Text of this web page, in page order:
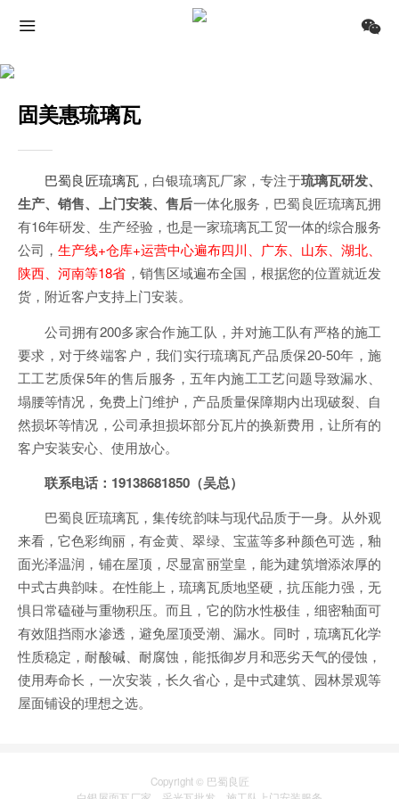
固美惠琉璃瓦
巴蜀良匠琉璃瓦 ，白银琉璃瓦厂家，专注于琉璃瓦研发、
生产、销售、上门安装、售后一体化服务，巴蜀良匠琉璃瓦拥
有16年研发、生产经验，也是一家琉璃瓦工贸一体的综合服务
公司， 生产线+仓库+运营中心遍布四川、广东、山东、湖北、
陕西、河南等18省 ，销售区域遍布全国，根据您的位置就近发
货，附近客户支持上门安装。
公司拥有200多家合作施工队，并对施工队有严格的施工
要求，对于终端客户，我们实行琉璃瓦产品质保20-50年，施
工工艺质保5年的售后服务，五年内施工工艺问题导致漏水、
塌腰等情况，免费上门维护，产品质量保障期内出现破裂、自
然损坏等情况，公司承担损坏部分瓦片的换新费用，让所有的
客户安装安心、使用放心。
联系电话：19138681850（吴总）
巴蜀良匠琉璃瓦，集传统韵味与现代品质于一身。从外观
来看，它色彩绚丽，有金黄、翠绿、宝蓝等多种颜色可选，釉
面光泽温润，铺在屋顶，尽显富丽堂皇，能为建筑增添浓厚的
中式古典韵味。在性能上，琉璃瓦质地坚硬，抗压能力强，无
惧日常磕碰与重物积压。而且，它的防水性极佳，细密釉面可
有效阻挡雨水渗透，避免屋顶受潮、漏水。同时，琉璃瓦化学
性质稳定，耐酸碱、耐腐蚀，能抵御岁月和恶劣天气的侵蚀，
使用寿命长，一次安装，长久省心，是中式建筑、园林景观等
屋面铺设的理想之选。
Copyright © 巴蜀良匠